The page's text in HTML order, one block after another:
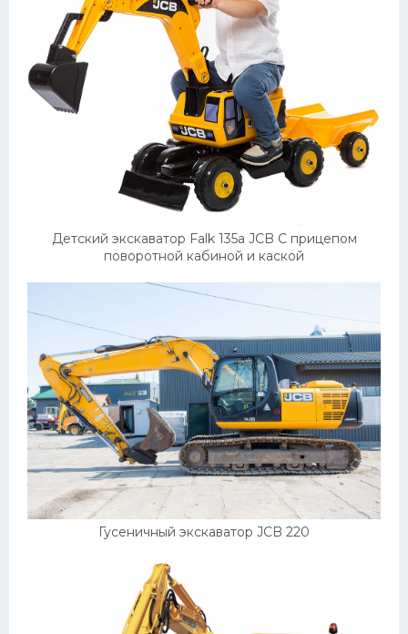
Детский экскаватор Falk 135a JCB С прицепом
поворотной кабиной и каской
Гусеничный экскаватор JCB 220